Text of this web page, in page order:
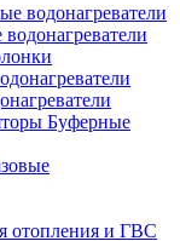
Буферные